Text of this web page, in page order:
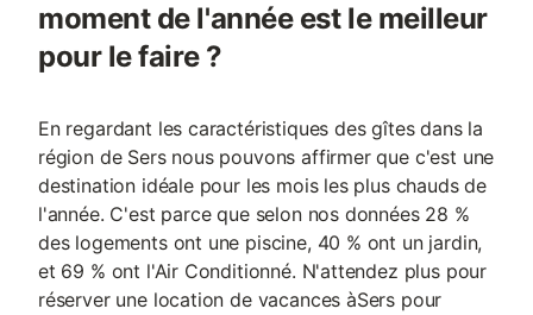
moment de l'année est le meilleur
pour le faire ?
En regardant les caractéristiques des gîtes dans la
région de Sers nous pouvons affirmer que c'est une
destination idéale pour les mois les plus chauds de
l'année. C'est parce que selon nos données 28 %
des logements ont une piscine, 40 % ont un jardin,
et 69 % ont l'Air Conditionné. N'attendez plus pour
réserver une location de vacances àSers pour